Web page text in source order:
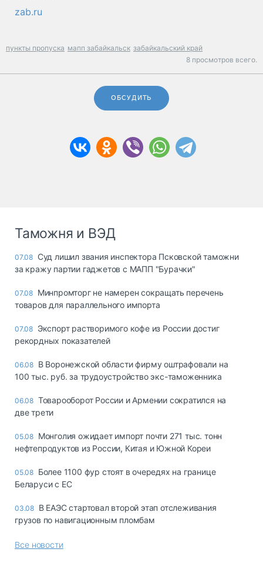
zab.ru
пункты пропуска мапп забайкальск забайкальский край
8 просмотров всего.
ОБСУДИТЬ
Таможня и ВЭД
07.08 Суд лишил звания инспектора Псковской таможни
за кражу партии гаджетов с МАПП "Бурачки"
07.08 Минпромторг не намерен сокращать перечень
товаров для параллельного импорта
07.08 Экспорт растворимого кофе из России достиг
рекордных показателей
06.08 В Воронежской области фирму оштрафовали на
100 тыс. руб. за трудоустройство экс-таможенника
06.08 Товарооборот России и Армении сократился на
две трети
05.08 Монголия ожидает импорт почти 271 тыс. тонн
нефтепродуктов из России, Китая и Южной Кореи
05.08 Более 1100 фур стоят в очередях на границе
Беларуси с ЕС
03.08 В ЕАЭС стартовал второй этап отслеживания
грузов по навигационным пломбам
Все новости